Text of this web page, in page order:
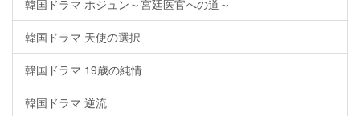
韓国ドラマ ホジュン～宮廷医官への道～
韓国ドラマ 天使の選択
韓国ドラマ 19歳の純情
韓国ドラマ 逆流